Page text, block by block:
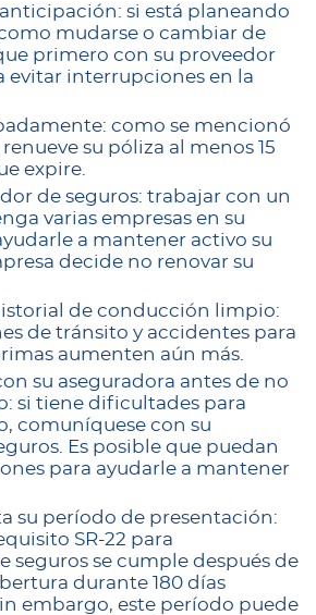
si está planeando
mudarse o cambiar de
primero con su proveedor
evitar interrupciones en la
como se mencionó
su póliza al menos 15
expire.
de seguros: trabajar con un
varias empresas en su
a mantener activo su
decide no renovar su
de conducción limpio:
de tránsito y accidentes para
aumenten aún más.
su aseguradora antes de no
si tiene dificultades para
comuníquese con su
Es posible que puedan
para ayudarle a mantener
su período de presentación:
SR-22 para
seguros se cumple después de
durante 180 días
embargo, este período puede